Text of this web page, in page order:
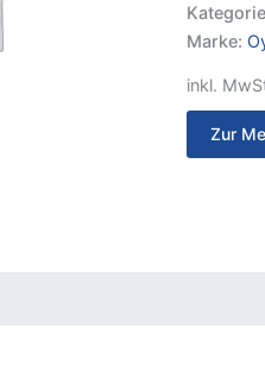
Marke:
inkl.
Zur